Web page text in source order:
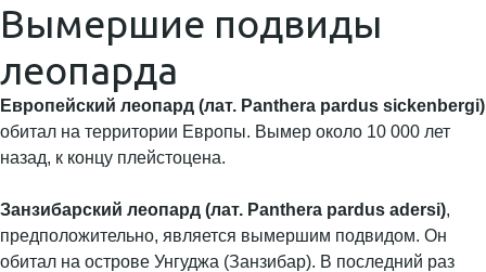
Вымершие подвиды
леопарда
Европейский леопард (лат. Panthera pardus sickenbergi)
обитал на территории Европы. Вымер около 10 000 лет
назад, к концу плейстоцена.
Занзибарский леопард (лат. Panthera pardus adersi),
предположительно, является вымершим подвидом. Он
обитал на острове Унгуджа (Занзибар). В последний раз